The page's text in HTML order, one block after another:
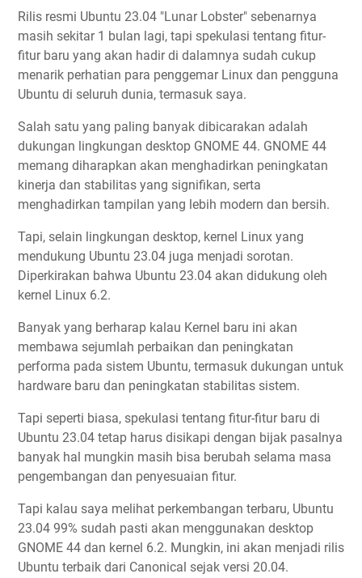
Rilis resmi Ubuntu 23.04 "Lunar Lobster" sebenarnya
masih sekitar 1 bulan lagi, tapi spekulasi tentang fitur-
fitur baru yang akan hadir di dalamnya sudah cukup
menarik perhatian para penggemar Linux dan pengguna
Ubuntu di seluruh dunia, termasuk saya.
Salah satu yang paling banyak dibicarakan adalah
dukungan lingkungan desktop GNOME 44. GNOME 44
memang diharapkan akan menghadirkan peningkatan
kinerja dan stabilitas yang signifikan, serta
menghadirkan tampilan yang lebih modern dan bersih.
Tapi, selain lingkungan desktop, kernel Linux yang
mendukung Ubuntu 23.04 juga menjadi sorotan.
Diperkirakan bahwa Ubuntu 23.04 akan didukung oleh
kernel Linux 6.2.
Banyak yang berharap kalau Kernel baru ini akan
membawa sejumlah perbaikan dan peningkatan
performa pada sistem Ubuntu, termasuk dukungan untuk
hardware baru dan peningkatan stabilitas sistem.
Tapi seperti biasa, spekulasi tentang fitur-fitur baru di
Ubuntu 23.04 tetap harus disikapi dengan bijak pasalnya
banyak hal mungkin masih bisa berubah selama masa
pengembangan dan penyesuaian fitur.
Tapi kalau saya melihat perkembangan terbaru, Ubuntu
23.04 99% sudah pasti akan menggunakan desktop
GNOME 44 dan kernel 6.2. Mungkin, ini akan menjadi rilis
Ubuntu terbaik dari Canonical sejak versi 20.04.